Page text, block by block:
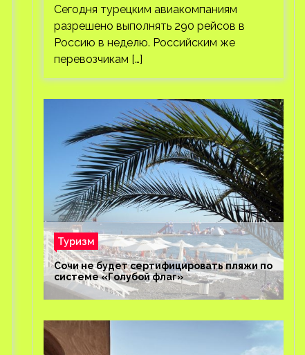
Сегодня турецким авиакомпаниям
разрешено выполнять 290 рейсов в
Россию в неделю. Российским же
перевозчикам […]
Туризм
Сочи не будет сертифицировать пляжи по
системе «Голубой флаг»